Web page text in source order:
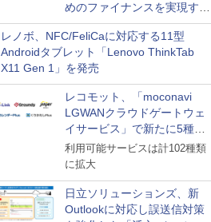
めのファイナンスを実現する
業務設計とマインドセット変
革
レノボ、NFC/FeliCaに対応する11型
Androidタブレット「Lenovo ThinkTab
X11 Gen 1」を発売
レコモット、「moconavi
LGWANクラウドゲートウェ
イサービス」で新たに5種類
のサービスと連携開始
利用可能サービスは計102種類
に拡大
日立ソリューションズ、新
Outlookに対応し誤送信対策